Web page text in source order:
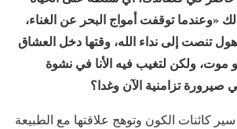
«وعندما توقفت أمواج البحر عن الغناء،
تنصت إلى نداء الله، وقتها دخل العشاق
موت، ولكن لتغيب فيه الأنا في نشوة
تزامنية الآن وغدا؟
كائنات الكون وتوهج علاقتها مع الطبيعة